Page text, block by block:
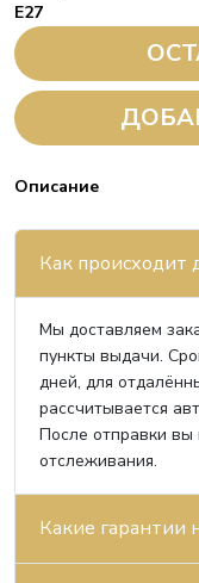
E27
Описание
Как происходит
Мы доставляем
пункты выдачи.
дней, для
рассчитывается
После отправки вы
отслеживания.
Какие гарантии